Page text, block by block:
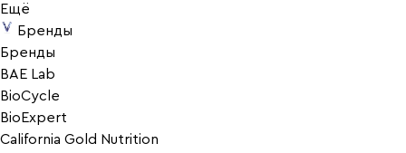
Ещё
Бренды
Бренды
BAE Lab
BioCycle
BioExpert
California Gold Nutrition